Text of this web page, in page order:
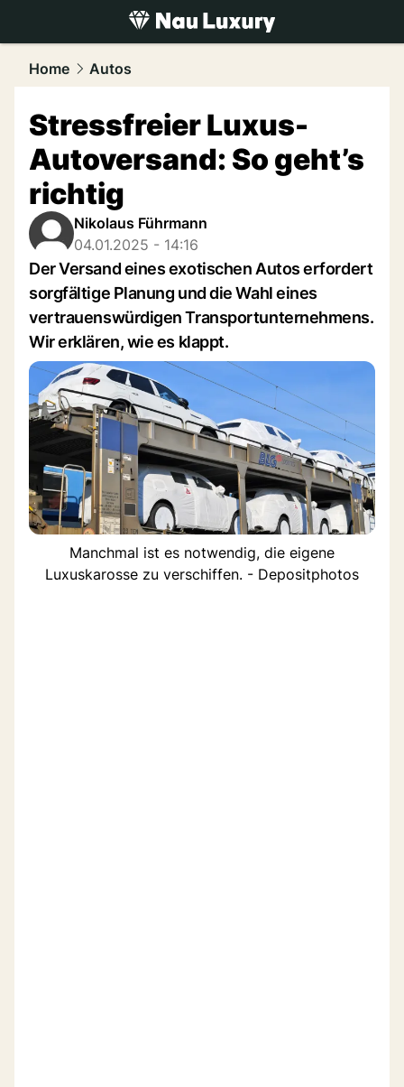
luxury.NAU.ch
Home Autos
Stressfreier Luxus-
Autoversand: So geht’s
richtig
Nikolaus Führmann
04.01.2025 - 14:16
Der Versand eines exotischen Autos erfordert
sorgfältige Planung und die Wahl eines
vertrauenswürdigen Transportunternehmens.
Wir erklären, wie es klappt.
Manchmal ist es notwendig, die eigene
Luxuskarosse zu verschiffen. - Depositphotos